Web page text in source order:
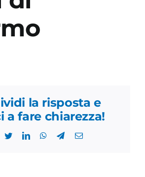
la risposta e
a fare chiarezza!
TwitterLinkedInWhatsApp
TelegramEmail